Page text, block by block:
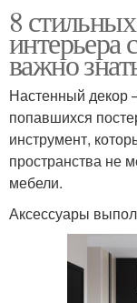
8
интерьера
важно
Настенный декор
попавшихся
инструмент,
пространства не
мебели.
Аксессуары